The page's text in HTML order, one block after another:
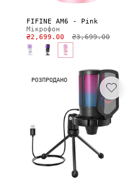
FIFINE AM6 - Pink
Мікрофон
₴2,699.00
₴3,699.00
РОЗПРОДАНО